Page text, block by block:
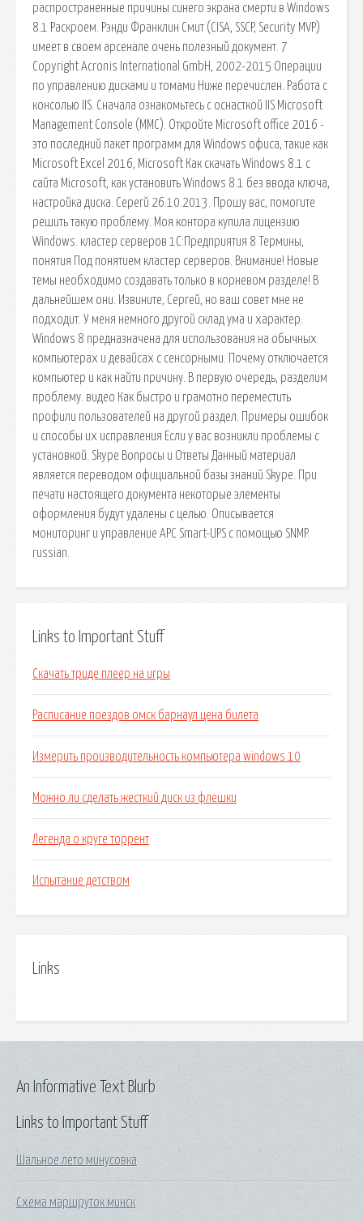
распространенные причины синего экрана смерти в Windows
8.1 Раскроем. Рэнди Франклин Смит (CISA, SSCP, Security MVP)
имеет в своем арсенале очень полезный документ. 7
Copyright Acronis International GmbH, 2002-2015 Операции
по управлению дисками и томами Ниже перечислен. Работа с
консолью IIS. Сначала ознакомьтесь с оснасткой IIS Microsoft
Management Console (MMC). Откройте Microsoft office 2016 -
это последний пакет программ для Windows офиса, такие как
Microsoft Excel 2016, Microsoft Как скачать Windows 8.1 с
сайта Microsoft, как установить Windows 8.1 без ввода ключа,
настройка диска. Серегй 26.10.2013. Прошу вас, помогите
решить такую проблему. Моя контора купила лицензию
Windows. кластер серверов 1С:Предприятия 8 Термины,
понятия Под понятием кластер серверов. Внимание! Новые
темы необходимо создавать только в корневом разделе! В
дальнейшем они. Извините, Сергей, но ваш совет мне не
подходит. У меня немного другой склад ума и характер.
Windows 8 предназначена для использования на обычных
компьютерах и девайсах с сенсорными. Почему отключается
компьютер и как найти причину. В первую очередь, разделим
проблему. видео Как быстро и грамотно переместить
профили пользователей на другой раздел. Примеры ошибок
и способы их исправления Если у вас возникли проблемы с
установкой. Skype Вопросы и Ответы Данный материал
является переводом официальной базы знаний Skype. При
печати настоящего документа некоторые элементы
оформления будут удалены с целью. Описывается
мониторинг и управление APC Smart-UPS с помощью SNMP.
russian.
Links to Important Stuff
Скачать триде плеер на игры
Расписание поездов омск барнаул цена билета
Измерить производительность компьютера windows 10
Можно ли сделать жесткий диск из флешки
Легенда о круге торрент
Испытание детством
Links
Links to Important Stuff
Шальное лето минусовка
Схема маршруток минск
An Informative Text Blurb